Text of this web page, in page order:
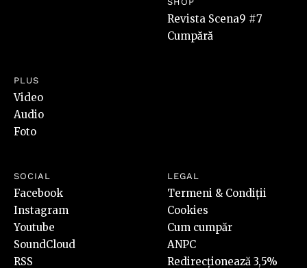
Revista Scena9 #7
Cumpără
PLUS
Video
Audio
Foto
SOCIAL
Facebook
Instagram
Youtube
SoundCloud
RSS
LEGAL
Termeni & Condiții
Cookies
Cum cumpăr
ANPC
Redirecționează 3,5%